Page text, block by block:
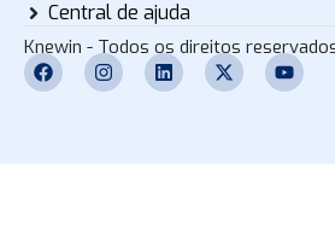
Central de ajuda
Knewin - Todos os direitos